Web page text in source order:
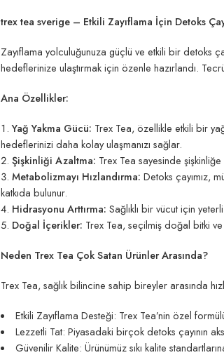
trex tea sverige – Etkili Zayıflama İçin Detoks
Zayıflama yolculuğunuza güçlü ve etkili bir detoks
hedeflerinize ulaştırmak için özenle hazırlandı.
Ana Özellikler:
Yağ Yakma Gücü: Trex Tea, özellikle etkili bir
hedeflerinizi daha kolay ulaşmanızı sağlar.
Şişkinliği Azaltma: Trex Tea sayesinde
Metabolizmayı Hızlandırma: Detoks çayımız,
katkıda bulunur.
Hidrasyonu Arttırma: Sağlıklı bir vücut için
Doğal İçerikler: Trex Tea, seçilmiş doğal bitki
Neden Trex Tea Çok Satan Ürünler Arasında?
Trex Tea, sağlık bilincine sahip bireyler arasında
Etkili Zayıflama Desteği: Trex Tea’nin özel
Lezzetli Tat: Piyasadaki birçok detoks çayının
Güvenilir Kalite: Ürünümüz sıkı kalite